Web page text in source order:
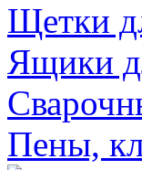
Щетки
Ящики
Пены,